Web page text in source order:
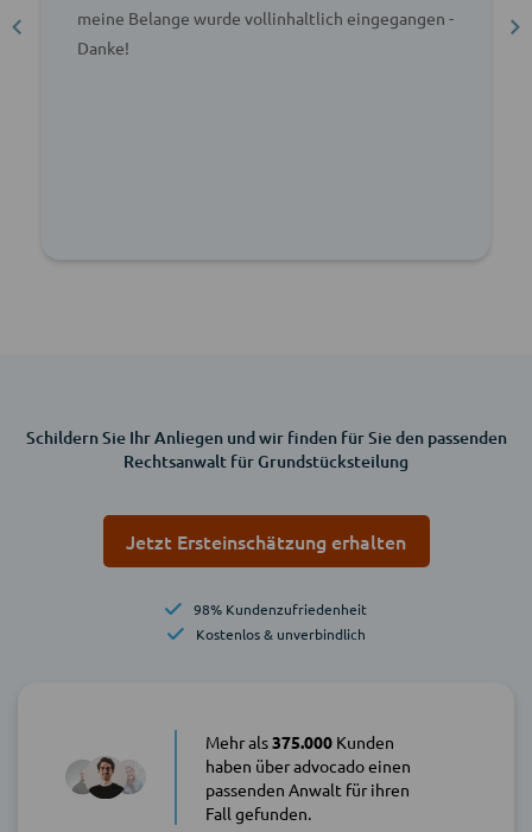
meine Belange wurde vollinhaltlich eingegangen -
Danke!
Schildern Sie Ihr Anliegen und wir finden für Sie den passenden
Rechtsanwalt für Grundstücksteilung
Jetzt Ersteinschätzung erhalten
98% Kundenzufriedenheit
Kostenlos & unverbindlich
Mehr als375.000Kunden
haben über advocado einen
passenden Anwalt für ihren
Fall gefunden.